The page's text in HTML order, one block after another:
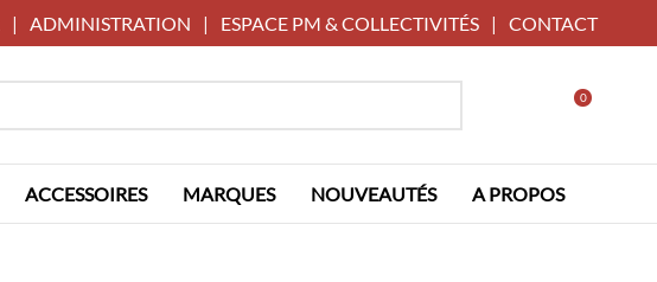
| ADMINISTRATION | ESPACE PM & COLLECTIVITÉS | CONTACT
0
ACCESSOIRES MARQUES NOUVEAUTÉS A PROPOS